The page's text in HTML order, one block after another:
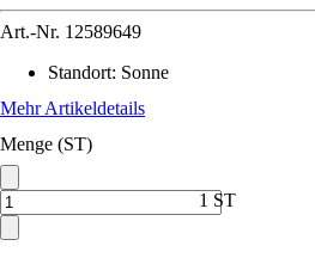
Art.-Nr. 12589649
Standort: Sonne
Mehr Artikeldetails
Menge (ST)
1 ST